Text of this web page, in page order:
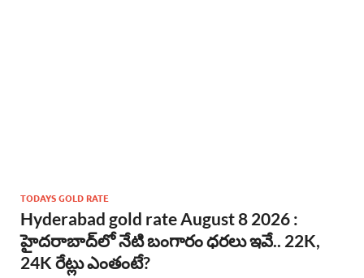
TODAYS GOLD RATE
Hyderabad gold rate August 8 2026 :
హైదరాబాద్‌లో నేటి బంగారం ధరలు ఇవే.. 22K,
24K రేట్లు ఎంతంటే?